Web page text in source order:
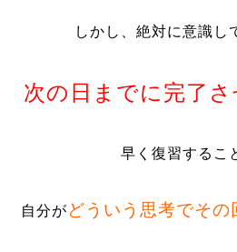
しかし、絶対に意識し
次の日までに完了さ
早く復習するこ
自分が どういう思考でそ